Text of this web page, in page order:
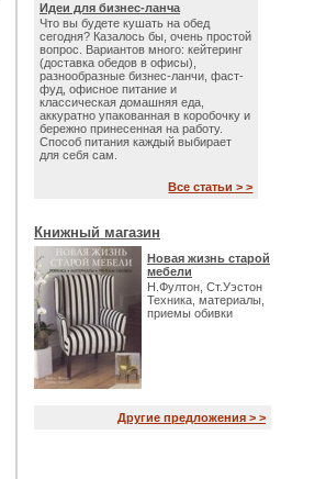
Идеи для бизнес-ланча
Что вы будете кушать на обед
сегодня? Казалось бы, очень простой
вопрос. Вариантов много: кейтеринг
(доставка обедов в офисы),
разнообразные бизнес-ланчи, фаст-
фуд, офисное питание и
классическая домашняя еда,
аккуратно упакованная в коробочку и
бережно принесенная на работу.
Способ питания каждый выбирает
для себя сам.
Все статьи > >
Книжный магазин
Новая жизнь старой
мебели
Н.Фултон, Ст.Уэстон
Техника, материалы,
приемы обивки
Другие предложения > >